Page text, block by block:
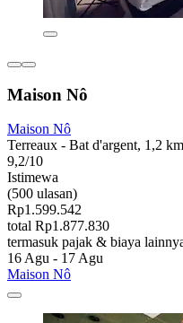
Maison Nô
Maison Nô
Terreaux - Bat d'argent, 1,2
9,2/10
Istimewa
(500 ulasan)
Rp1.599.542
total Rp1.877.830
termasuk pajak & biaya
16 Agu - 17 Agu
Maison Nô